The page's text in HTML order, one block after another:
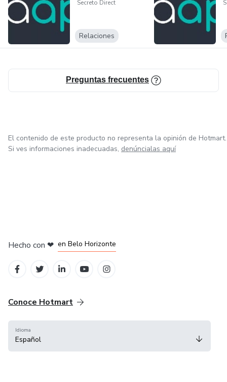
Secreto Direct
Relaciones
Preguntas frecuentes
El contenido de este producto no representa la opinión de Hotmart.
Si ves informaciones inadecuadas, denúncialas aquí
Hecho con ❤ en Belo Horizonte
Conoce Hotmart
Idioma
Español